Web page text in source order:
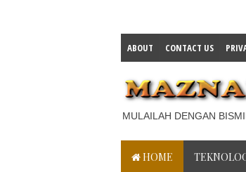
ABOUT CONTACT US
MULAILAH DENGAN
HOME